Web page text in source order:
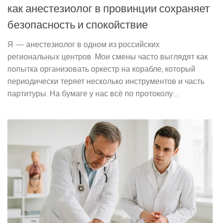
как анестезиолог в провинции сохраняет
безопасность и спокойствие
Я — анестезиолог в одном из российских
региональных центров. Мои смены часто выглядят как
попытка организовать оркестр на корабле, который
периодически теряет несколько инструментов и часть
партитуры. На бумаге у нас всё по протоколу:...